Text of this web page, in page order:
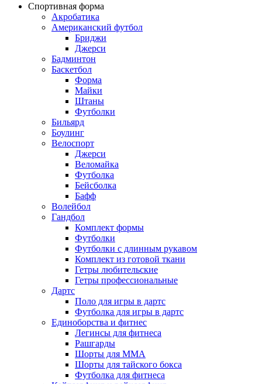
Спортивная форма
Акробатика
Американский футбол
Бриджи
Джерси
Бадминтон
Баскетбол
Форма
Майки
Штаны
Футболки
Бильярд
Боулинг
Велоспорт
Джерси
Веломайка
Футболка
Бейсболка
Бафф
Волейбол
Гандбол
Комплект формы
Футболки
Футболки с длинным рукавом
Комплект из готовой ткани
Гетры любительские
Гетры профессиональные
Дартс
Поло для игры в дартс
Футболка для игры в дартс
Единоборства и фитнес
Легинсы для фитнеса
Рашгарды
Шорты для MMA
Шорты для тайского бокса
Футболка для фитнеса